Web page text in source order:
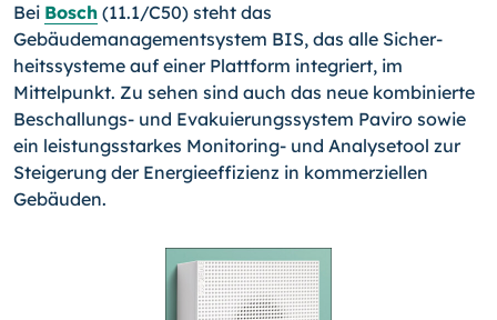
Bei Bosch (11.1/C50) steht das
Gebäudemanagementsystem BIS, das alle Sicher­
heitssysteme auf einer Plattform integriert, im
Mittelpunkt. Zu sehen sind auch das neue kombinierte
Beschallungs- und Evakuierungssystem Paviro sowie
ein leistungs­starkes Monitoring- und Analysetool zur
Steigerung der Energieeffizienz in kommer­ziellen
Gebäuden.